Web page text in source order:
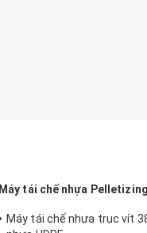
Máy tái chế nhựa Pelletizing
Máy tái chế nhựa trục vít